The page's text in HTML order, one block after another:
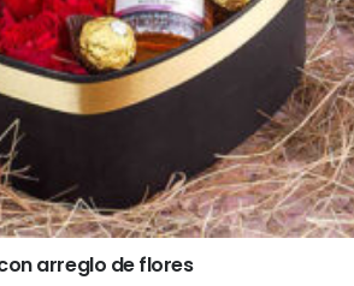
arreglo de flores